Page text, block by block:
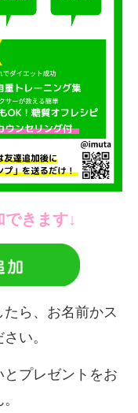
きます↓
ら、お名前かス
い。
とプレゼントをお